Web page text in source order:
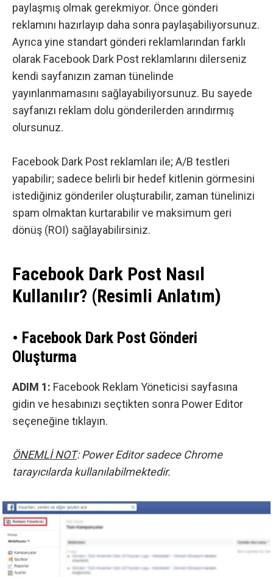
paylaşmış olmak gerekmiyor. Önce gönderi
reklamını hazırlayıp daha sonra paylaşabiliyorsunuz.
Ayrıca yine standart gönderi reklamlarından farklı
olarak Facebook Dark Post reklamlarını dilerseniz
kendi sayfanızın zaman tünelinde
yayınlanmamasını sağlayabiliyorsunuz. Bu sayede
sayfanızı reklam dolu gönderilerden arındırmış
olursunuz.
Facebook Dark Post reklamları ile; A/B testleri
yapabilir; sadece belirli bir hedef kitlenin görmesini
istediğiniz gönderiler oluşturabilir, zaman tünelinizi
spam olmaktan kurtarabilir ve maksimum geri
dönüş (ROI) sağlayabilirsiniz.
Facebook Dark Post Nasıl
Kullanılır? (Resimli Anlatım)
• Facebook Dark Post Gönderi
Oluşturma
ADIM 1: Facebook Reklam Yöneticisi sayfasına
gidin ve hesabınızı seçtikten sonra Power Editor
seçeneğine tıklayın.
ÖNEMLİ NOT: Power Editor sadece Chrome
tarayıcılarda kullanılabilmektedir.